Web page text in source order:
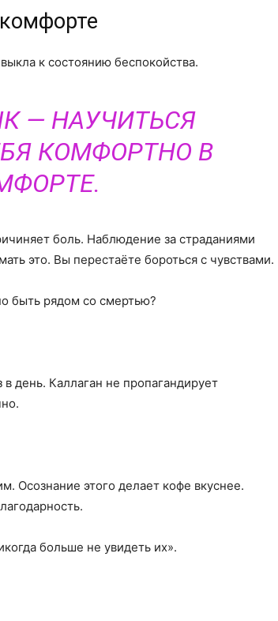
к состоянию беспокойства.
— НАУЧИТЬСЯ
КОМФОРТНО В
боль. Наблюдение за страданиями
это. Вы перестаёте бороться с чувствами.
быть рядом со смертью?
день. Каллаган не пропагандирует
Осознание этого делает кофе вкуснее.
больше не увидеть их».